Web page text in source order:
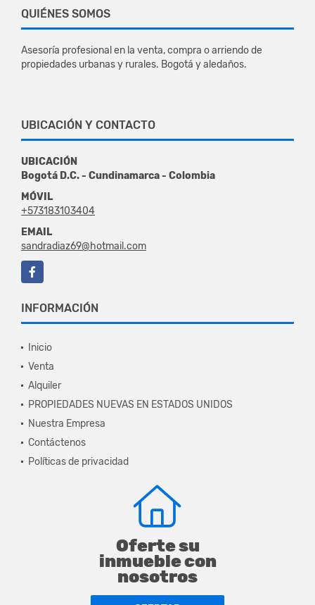
QUIÉNES SOMOS
Asesoría profesional en la venta, compra o arriendo de
propiedades urbanas y rurales. Bogotá y aledaños.
UBICACIÓN Y CONTACTO
UBICACIÓN
Bogotá D.C. - Cundinamarca - Colombia
MÓVIL
+573183103404
EMAIL
sandradiaz69@hotmail.com
Facebook
INFORMACIÓN
Inicio
Venta
Alquiler
PROPIEDADES NUEVAS EN ESTADOS UNIDOS
Nuestra Empresa
Contáctenos
Políticas de privacidad
Oferte su
inmueble con
nosotros